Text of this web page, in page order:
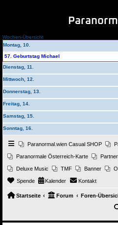
Wochen-Übersicht
Montag, 10.
57. Geburtstag Michael
Dienstag, 11.
Mittwoch, 12.
Donnerstag, 13.
Freitag, 14.
Samstag, 15.
Sonntag, 16.
Paranormal.wien Casual SHOP
Paranormale Österreich-Karte
Deluxe Music TMF Banner
Spende Kalender Kontakt
Startseite Forum Foren-